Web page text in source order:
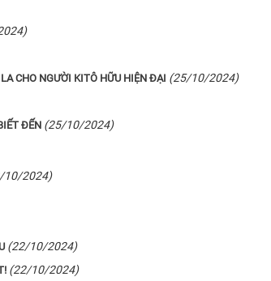
CHO NGƯỜI KITÔ HỮU HIỆN ĐẠI (25/10/2024)
ĐẾN (25/10/2024)
10/2024)
(22/10/2024)
(22/10/2024)